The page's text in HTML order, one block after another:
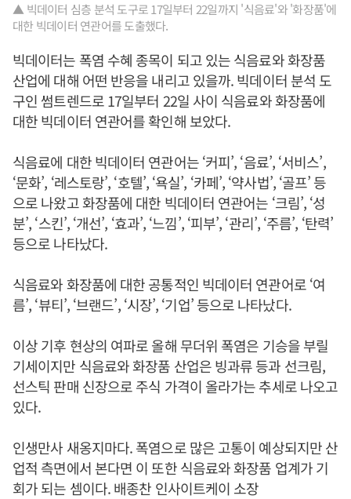
▲ 빅데이터 심층 분석 도구로 17일부터 22일까지 '식음료'와 '화장품'에
대한 빅데이터 연관어를 도출했다.
빅데이터는 폭염 수혜 종목이 되고 있는 식음료와 화장품
산업에 대해 어떤 반응을 내리고 있을까. 빅데이터 분석 도
구인 썸트렌드로 17일부터 22일 사이 식음료와 화장품에
대한 빅데이터 연관어를 확인해 보았다.
식음료에 대한 빅데이터 연관어는 ‘커피’, ‘음료’, ‘서비스’,
‘문화’, ‘레스토랑’, ‘호텔’, ‘욕실’, ‘카페’, ‘약사법’, ‘골프’ 등
으로 나왔고 화장품에 대한 빅데이터 연관어는 ‘크림’, ‘성
분’, ‘스킨’, ‘개선’, ‘효과’, ‘느낌’, ‘피부’, ‘관리’, ‘주름’, ‘탄력’
등으로 나타났다.
식음료와 화장품에 대한 공통적인 빅데이터 연관어로 ‘여
름’, ‘뷰티’, ‘브랜드’, ‘시장’, ‘기업’ 등으로 나타났다.
이상 기후 현상의 여파로 올해 무더위 폭염은 기승을 부릴
기세이지만 식음료와 화장품 산업은 빙과류 등과 선크림,
선스틱 판매 신장으로 주식 가격이 올라가는 추세로 나오고
있다.
인생만사 새옹지마다. 폭염으로 많은 고통이 예상되지만 산
업적 측면에서 본다면 이 또한 식음료와 화장품 업계가 기
회가 되는 셈이다. 배종찬 인사이트케이 소장